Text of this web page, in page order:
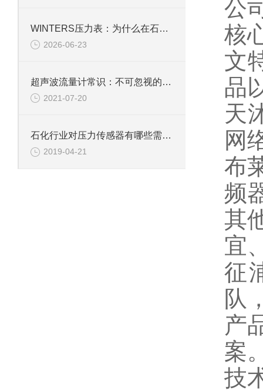
公
核
文
品
天
网
布
频
其
宜
征
队
产
案
技
WINTERS压力表：为什么在石化行业用得多？
2026-06-23
超声波流量计常识：不可忽视的安装问题
2021-07-20
石化行业对压力传感器有哪些需求？
2019-04-21